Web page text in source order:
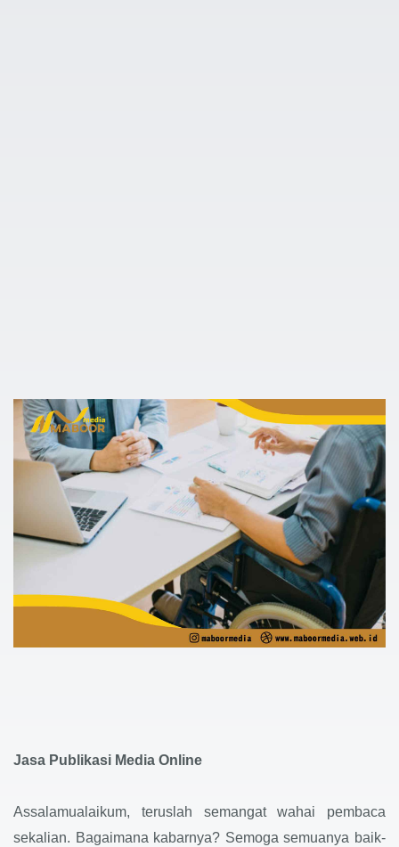
Jasa Publikasi Media Online
Assalamualaikum, teruslah semangat wahai pembaca
sekalian. Bagaimana kabarnya? Semoga semuanya baik-